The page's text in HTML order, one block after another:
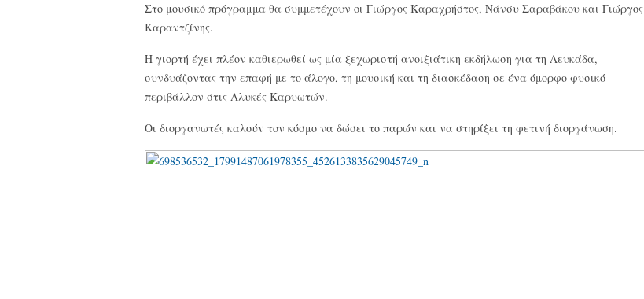
Στο μουσικό πρόγραμμα θα συμμετέχουν οι Γιώργος Καραχρήστος, Νάνσυ Σαραβάκου και Γιώργος
Καραντζίνης.
Η γιορτή έχει πλέον καθιερωθεί ως μία ξεχωριστή ανοιξιάτικη εκδήλωση για τη Λευκάδα,
συνδυάζοντας την επαφή με το άλογο, τη μουσική και τη διασκέδαση σε ένα όμορφο φυσικό
περιβάλλον στις Αλυκές Καρυωτών.
Οι διοργανωτές καλούν τον κόσμο να δώσει το παρών και να στηρίξει τη φετινή διοργάνωση.